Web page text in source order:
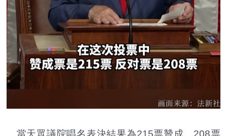
當天眾議院唱名表決結果為215票贊成、208票